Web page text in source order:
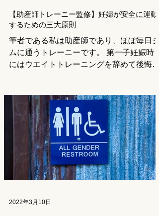
【助産師トレーニー監修】妊婦が安全に運動
するための三大原則
筆者である私は助産師であり、ほぼ毎日ジ
ムに通うトレーニーです。 第一子妊娠時
にはウエイトトレーニングを辞めて後悔し
ました。 もともとウエイトトレーニング
をしていた人にとっては、せっかくつけた
筋肉は少...
2022年3月10日